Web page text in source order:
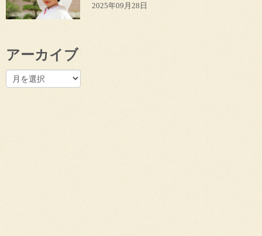
2025年09月28日
アーカイブ